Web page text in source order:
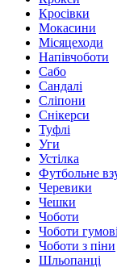
Кросівки
Мокасини
Місяцеходи
Напівчоботи
Сабо
Сандалі
Сліпони
Снікерси
Туфлі
Уги
Устілка
Футбольне
Черевики
Чешки
Чоботи
Чоботи
Чоботи з піни
Шльопанці